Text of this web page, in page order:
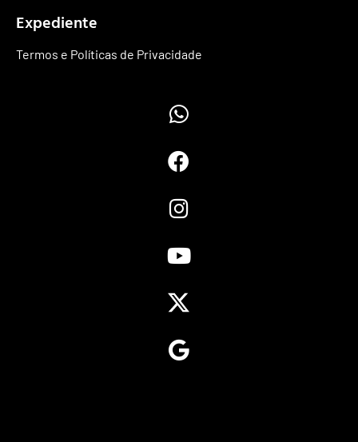
Expediente
Termos e Políticas de Privacidade